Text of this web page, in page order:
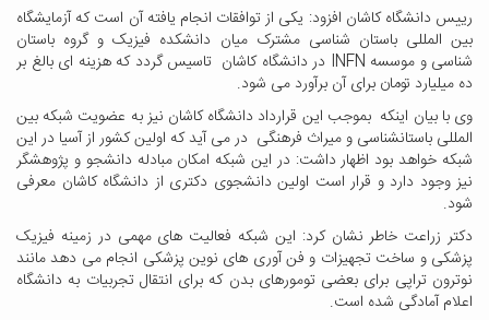
رییس دانشگاه کاشان افزود: یکی از توافقات انجام یافته آن است که آزمایشگاه
بین المللی باستان شناسی مشترک میان دانشکده فیزیک و گروه باستان
شناسی و موسسه INFN در دانشگاه کاشان تاسیس گردد که هزینه ای بالغ بر
ده میلیارد تومان برای آن برآورد می شود.
وی با بیان اینکه بموجب این قرارداد دانشگاه کاشان نیز به عضویت شبکه بین
المللی باستانشناسی و میراث فرهنگی در می آید که اولین کشور از آسیا در این
شبکه خواهد بود اظهار داشت: در این شبکه امکان مبادله دانشجو و پژوهشگر
نیز وجود دارد و قرار است اولین دانشجوی دکتری از دانشگاه کاشان معرفی
شود.
دکتر زراعت خاطر نشان کرد: این شبکه فعالیت های مهمی در زمینه فیزیک
پزشکی و ساخت تجهیزات و فن آوری های نوین پزشکی انجام می دهد مانند
نوترون تراپی برای بعضی تومورهای بدن که برای انتقال تجربیات به دانشگاه
اعلام آمادگی شده است.